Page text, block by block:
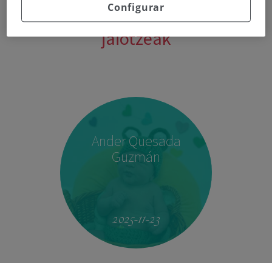
Poliklinika Gipuzkoako azken
jaiotzeak
Ander Quesada
Guzmán
2025-11-23
Configurar